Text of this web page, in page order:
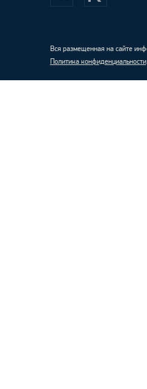
Вся размещенная на сайте
Политика конфиденциальности.